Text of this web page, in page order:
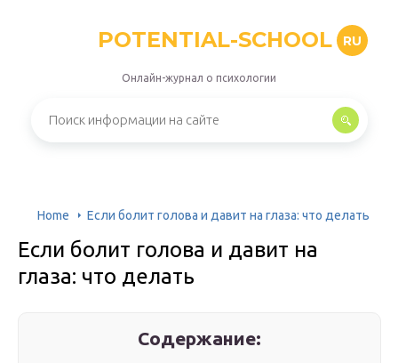
POTENTIAL-SCHOOL RU
Онлайн-журнал о психологии
Home Если болит голова и давит на глаза: что делать
Если болит голова и давит на
глаза: что делать
Содержание: